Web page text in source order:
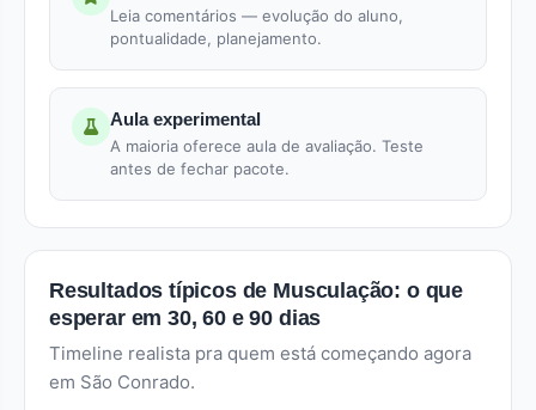
Leia comentários — evolução do aluno,
pontualidade, planejamento.
Aula experimental
A maioria oferece aula de avaliação. Teste
antes de fechar pacote.
Resultados típicos de Musculação: o que
esperar em 30, 60 e 90 dias
Timeline realista pra quem está começando agora
em São Conrado.